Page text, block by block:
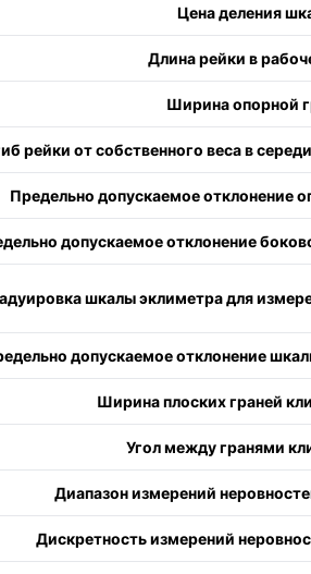
Цена деления
Длина рейки в
Ширина опорной
рейки от собственного веса в
Предельно допускаемое отклонение
допускаемое отклонение
шкалы эклиметра для
допускаемое отклонение
Ширина плоских граней
Угол между гранями
Диапазон измерений
Дискретность измерений